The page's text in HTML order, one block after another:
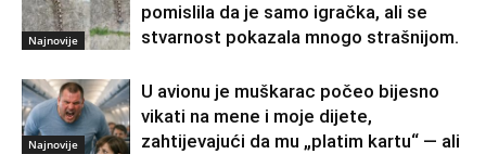
Najnovije
pomislila da je samo igračka, ali se
stvarnost pokazala mnogo strašnijom.
Najnovije
U avionu je muškarac počeo bijesno
vikati na mene i moje dijete,
zahtijevajući da mu „platim kartu“ — ali